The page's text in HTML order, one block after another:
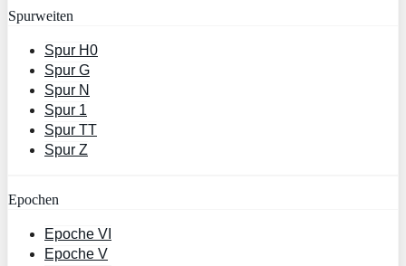
Spurweiten
Spur H0
Spur G
Spur N
Spur 1
Spur TT
Spur Z
Epochen
Epoche VI
Epoche V